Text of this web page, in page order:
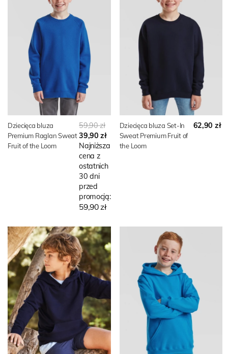
Dziecięca bluza
Premium Raglan Sweat
Fruit of the Loom
59,90 zł
39,90 zł
Najniższa
cena z
ostatnich
30 dni
przed
promocją:
59,90 zł
Dziecięca bluza Set-In
Sweat Premium Fruit of
the Loom
62,90 zł